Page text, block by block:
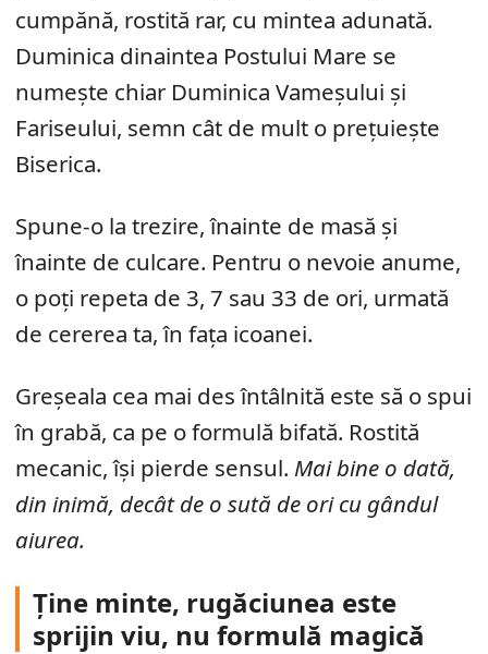
cumpănă, rostită rar, cu mintea adunată.
Duminica dinaintea Postului Mare se
numește chiar Duminica Vameșului și
Fariseului, semn cât de mult o prețuiește
Biserica.
Spune-o la trezire, înainte de masă și
înainte de culcare. Pentru o nevoie anume,
o poți repeta de 3, 7 sau 33 de ori, urmată
de cererea ta, în fața icoanei.
Greșeala cea mai des întâlnită este să o spui
în grabă, ca pe o formulă bifată. Rostită
mecanic, își pierde sensul. Mai bine o dată,
din inimă, decât de o sută de ori cu gândul
aiurea.
Ține minte, rugăciunea este
sprijin viu, nu formulă magică